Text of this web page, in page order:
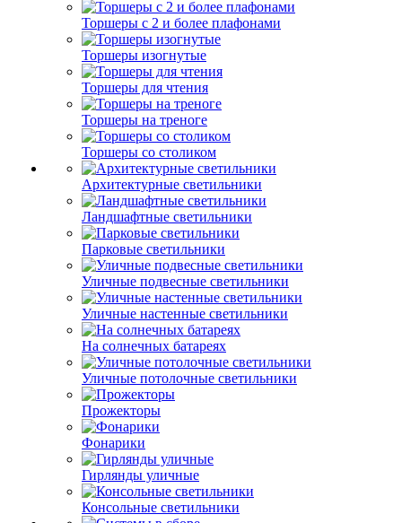
Торшеры с 2 и более плафонами
Торшеры изогнутые
Торшеры для чтения
Торшеры на треноге
Торшеры со столиком
Архитектурные светильники
Ландшафтные светильники
Парковые светильники
Уличные подвесные светильники
Уличные настенные светильники
На солнечных батареях
Уличные потолочные светильники
Прожекторы
Фонарики
Гирлянды уличные
Консольные светильники